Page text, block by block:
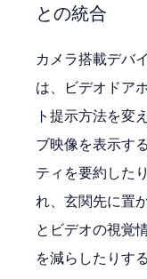
との統合
カメラ搭載デバ
は、ビデオドア
ト提示方法を変
ブ映像を表示す
ティを要約した
れ、玄関先に置
とビデオの視覚
を減らしたりす